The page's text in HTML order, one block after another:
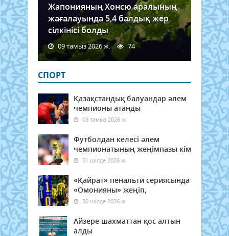
Жапонияның Хонсю аралының
жағалауында 5,4 балдық жер
сілкінісі болды
09 тамыз 2026 ж. 74
СПОРТ
Қазақстандық балуандар әлем
чемпионы атанды
03 тамыз 2026 ж.
Футболдан келесі әлем
чемпионатының жеңімпазы кім
31 шілде 2026 ж.
«Қайрат» пенальти сериясында
«Омонияны» жеңіп,
30 шілде 2026 ж.
Айзере шахматтан қос алтын
алды